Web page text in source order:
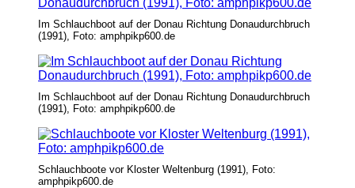
Im Schlauchboot auf der Donau Richtung Donaudurchbruch
(1991), Foto: amphpikp600.de
Im Schlauchboot auf der Donau Richtung Donaudurchbruch
(1991), Foto: amphpikp600.de
Schlauchboote vor Kloster Weltenburg (1991), Foto:
amphpikp600.de